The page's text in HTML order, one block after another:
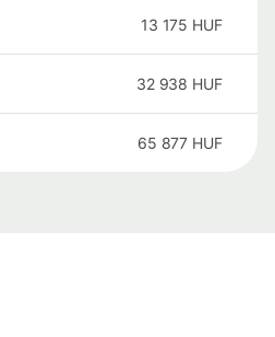
13 175 HUF
32 938 HUF
65 877 HUF